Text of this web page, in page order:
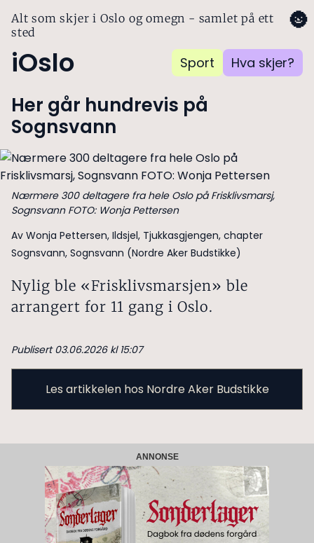
Alt som skjer i Oslo og omegn - samlet på ett
sted
iOslo Sport Hva skjer?
🌚
Her går hundrevis på
Sognsvann
Nærmere 300 deltagere fra hele Oslo på Frisklivsmarsj,
Sognsvann FOTO: Wonja Pettersen
Av Wonja Pettersen, Ildsjel, Tjukkasgjengen, chapter
Sognsvann, Sognsvann (Nordre Aker Budstikke)
Nylig ble «Frisklivsmarsjen» ble
arrangert for 11 gang i Oslo.
Publisert 03.06.2026 kl 15:07
Les artikkelen hos Nordre Aker Budstikke
ANNONSE